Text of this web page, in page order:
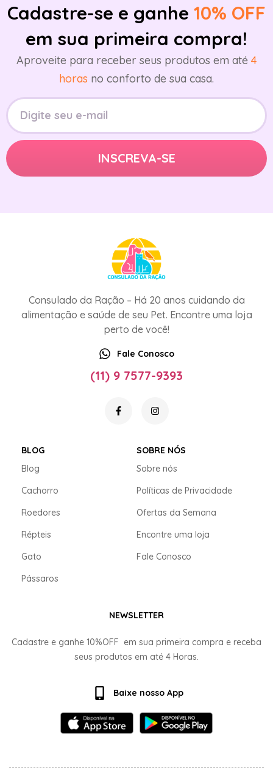
Cadastre-se e ganhe 10% OFF
em sua primeira compra!
Aproveite para receber seus produtos em até 4
horas no conforto de sua casa.
Consulado da Ração – Há 20 anos cuidando da
alimentação e saúde de seu Pet. Encontre uma loja
perto de você!
Fale Conosco
(11) 9 7577-9393
BLOG
Blog
Cachorro
Roedores
Répteis
Gato
Pássaros
SOBRE NÓS
Sobre nós
Políticas de Privacidade
Ofertas da Semana
Encontre uma loja
Fale Conosco
NEWSLETTER
Cadastre e ganhe 10%OFF em sua primeira compra e receba
seus produtos em até 4 Horas.
Baixe nosso App